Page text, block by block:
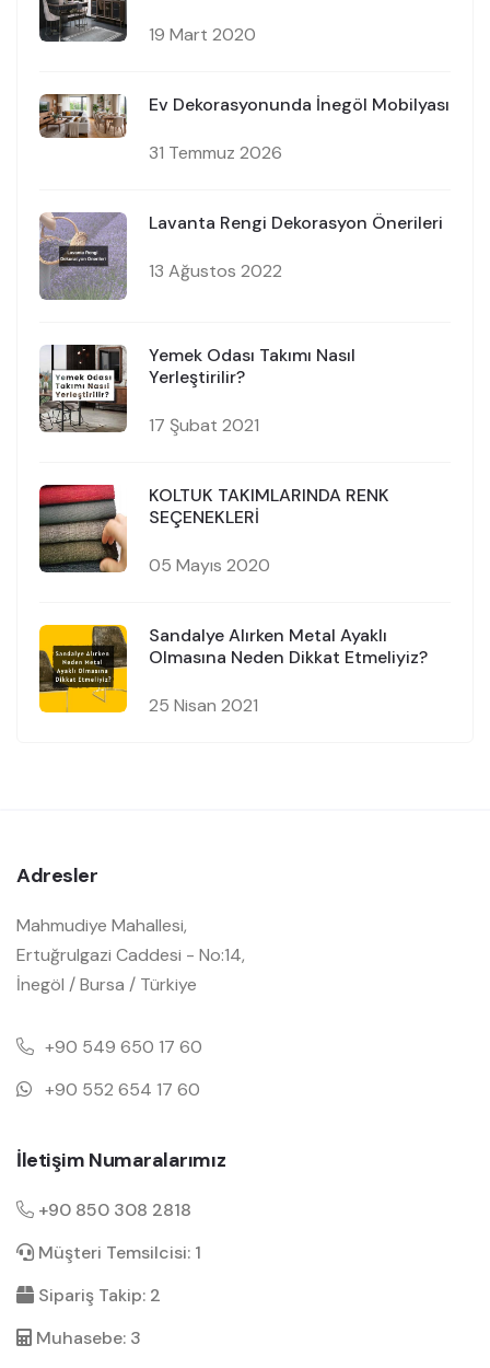
19 Mart 2020
Ev Dekorasyonunda İnegöl Mobilyası
31 Temmuz 2026
Lavanta Rengi Dekorasyon Önerileri
13 Ağustos 2022
Yemek Odası Takımı Nasıl
Yerleştirilir?
17 Şubat 2021
KOLTUK TAKIMLARINDA RENK
SEÇENEKLERİ
05 Mayıs 2020
Sandalye Alırken Metal Ayaklı
Olmasına Neden Dikkat Etmeliyiz?
25 Nisan 2021
Adresler
Mahmudiye Mahallesi,
Ertuğrulgazi Caddesi - No:14,
İnegöl / Bursa / Türkiye
+90 549 650 17 60
+90 552 654 17 60
İletişim Numaralarımız
+90 850 308 2818
Müşteri Temsilcisi: 1
Sipariş Takip: 2
Muhasebe: 3